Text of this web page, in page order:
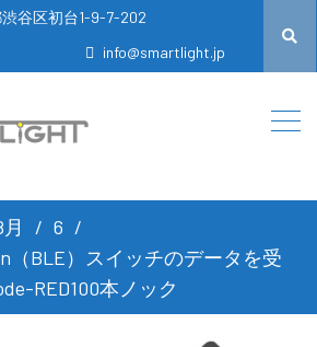
谷区初台1-9-7-202
info@smartlight.jp
6
（BLE）スイッチのデータを受
RED100本ノック